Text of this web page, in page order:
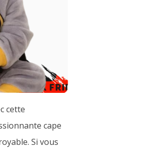
cette
cape
Si vous